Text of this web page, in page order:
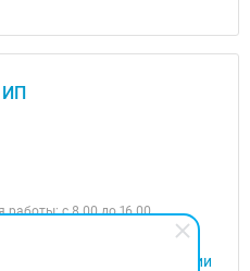
ИП
с 8.00 до 16.00
О компании